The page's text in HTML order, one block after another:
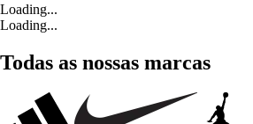
Loading...
Loading...
Todas as nossas marcas